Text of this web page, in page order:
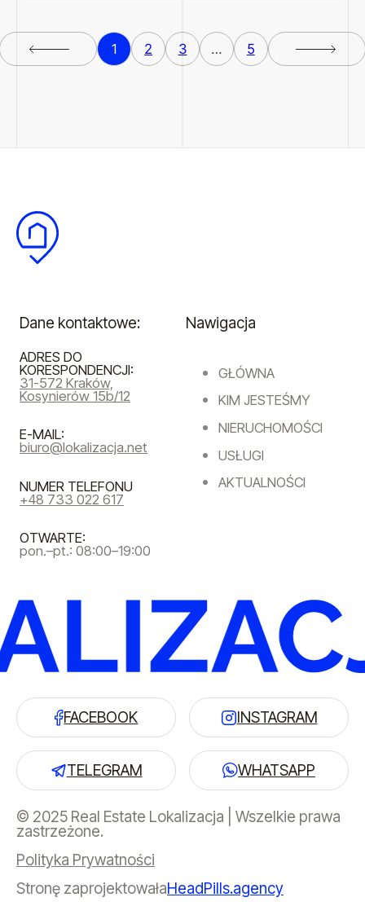
1 2 3 … 5
Nawigacja
GŁÓWNA
KIM JESTEŚMY
NIERUCHOMOŚCI
USŁUGI
AKTUALNOŚCI
Dane kontaktowe:
ADRES DO
KORESPONDENCJI:
31-572 Kraków,
Kosynierów 15b/12
E-MAIL:
biuro@lokalizacja.net
NUMER TELEFONU
+48 733 022 617
OTWARTE:
pon.–pt.: 08:00–19:00
FACEBOOK INSTAGRAM
TELEGRAM WHATSAPP
© 2025 Real Estate Lokalizacja | Wszelkie prawa
zastrzeżone.
Polityka Prywatności
Stronę zaprojektowałaHeadPills.agency